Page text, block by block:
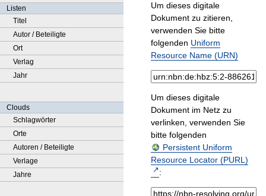
Listen
Titel
Autor / Beteiligte
Ort
Verlag
Jahr
Clouds
Schlagwörter
Orte
Autoren / Beteiligte
Verlage
Jahre
Um dieses digitale
Dokument zu zitieren,
verwenden Sie bitte
folgenden Uniform
Resource Name (URN)
Um dieses digitale
Dokument im Netz zu
verlinken, verwenden Sie
bitte folgenden
Persistent Uniform
Resource Locator (PURL)
: